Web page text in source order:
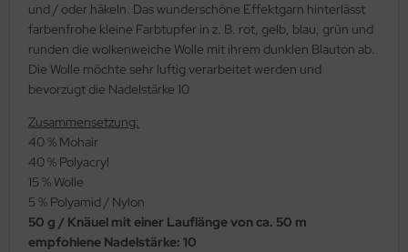
und / oder häkeln. Das wunderschöne Effektgarn hinterlässt
farbenfrohe kleine Farbtupfer in z. B. rot, gelb, blau, grün und
runden die wolkenweiche Wolle mit ihrem dunklen Blauton ab.
Die Wolle möchte sehr luftig verarbeitet werden und
bevorzugt die Nadelstärke 10
Zusammensetzung:
40 % Mohair
40 % Polyacryl
15 % Wolle
5 % Polyamid / Nylon
50 g / Knäuel mit einer Lauflänge von ca. 50 m
empfohlene Nadelstärke: 10